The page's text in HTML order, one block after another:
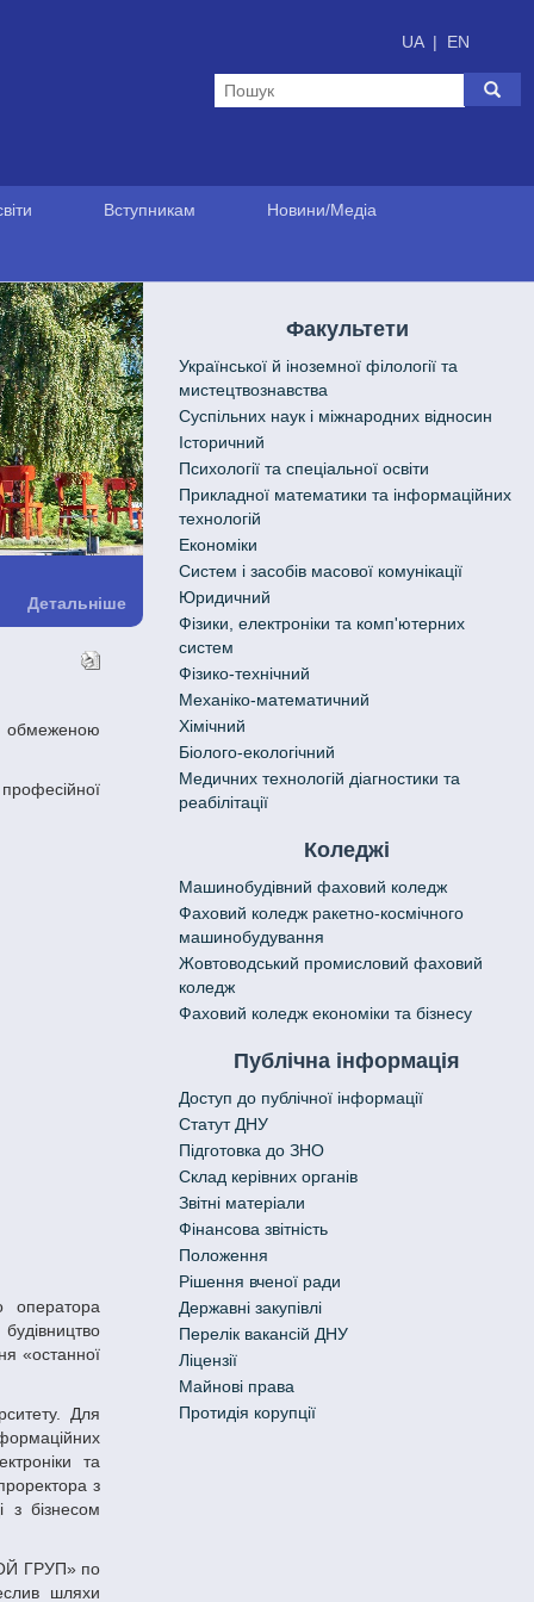
UA | EN
Вступникам Новини/Медіа
Детальніше
«останної
та
з
з бізнесом
шляхи
Факультети
Української й іноземної філології та
мистецтвознавства
Cуспільних наук і міжнародних відносин
Історичний
Психології та спеціальної освіти
Прикладної математики та інформаційних
технологій
Економіки
Систем і засобів масової комунікації
Юридичний
Фізики, електроніки та комп'ютерних
систем
Фізико-технічний
Механіко-математичний
Хімічний
Біолого-екологічний
Медичних технологій діагностики та
реабілітації
Коледжі
Машинобудівний фаховий коледж
Фаховий коледж ракетно-космічного
машинобудування
Жовтоводський промисловий фаховий
коледж
Фаховий коледж економіки та бізнесу
Публічна інформація
Доступ до публічної інформації
Статут ДНУ
Підготовка до ЗНО
Склад керівних органів
Звітні матеріали
Фінансова звітність
Положення
Рішення вченої ради
Державні закупівлі
Перелік вакансій ДНУ
Ліцензії
Майнові права
Протидія корупції